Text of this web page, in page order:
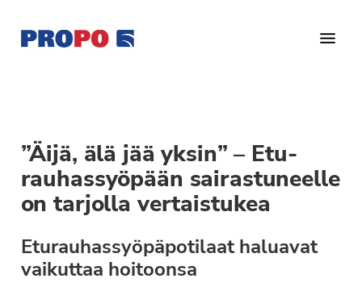
pääsisältöön
ensisijaiseen
sivupalkkiin
alatunnisteeseen
Suomen
eturauhassyöpäyhdistys
Ry
potilasjärjestö,
on
perustettu
1997.
Yhdistys
”Äijä, älä jää yksin” – Etu­
rauhassyöpään sairastuneelle
on tarjolla vertais­tukea
Eturauhassyöpäpotilaat haluavat
vaikuttaa hoitoonsa